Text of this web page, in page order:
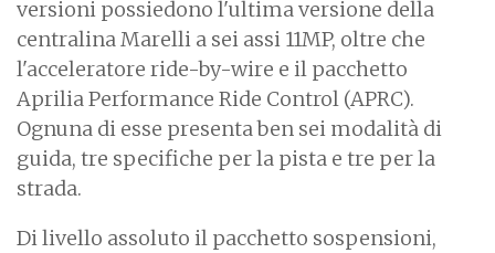
versioni possiedono l'ultima versione della
centralina Marelli a sei assi 11MP, oltre che
l'acceleratore ride-by-wire e il pacchetto
Aprilia Performance Ride Control (APRC).
Ognuna di esse presenta ben sei modalità di
guida, tre specifiche per la pista e tre per la
strada.
Di livello assoluto il pacchetto sospensioni,